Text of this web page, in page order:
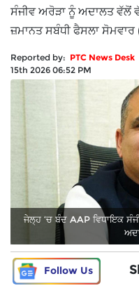
ਸੰਜੀਵ ਅਰੋੜਾ ਨੂੰ ਅਦਾਲਤ ਵੱਲੋਂ
ਜ਼ਮਾਨਤ ਸਬੰਧੀ ਫੈਸਲਾ
Reported by: PTC News Desk
15th 2026 06:52 PM
ਜੇਲ੍ਹ ‘ਚ ਬੰਦ AAP ਵਿਧਾਇਕ
Follow Us